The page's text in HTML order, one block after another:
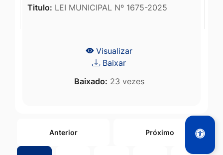
Titulo: LEI MUNICIPAL Nº 1675-2025
Visualizar
Baixar
Baixado: 23 vezes
Anterior Próximo